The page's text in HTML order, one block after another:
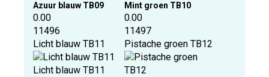
Azuur blauw TB09 Mint groen TB10
0.00
11496
Licht blauw TB11
Licht blauw TB11
0.00
11497
Pistache groen TB12